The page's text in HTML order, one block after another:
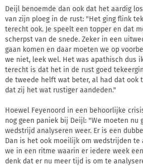
Deijl benoemde dan ook dat het aardig
van zijn ploeg in de rust: "Het ging flink
terecht ook. Je speelt een topper en dat
scherpst van de snede. Zeker in een
gaan komen en daar moeten we op
we niet, leek wel. Het was apathisch dus
terecht is dat het in de rust goed
de tweede helft wat beter, al had dat ook
dat zij het wat rustiger aandeden."
Hoewel Feyenoord in een behoorlijke
nog geen paniek bij Deijl: "We moeten nu
wedstrijd analyseren weer. Er is een
Dan is het ook moeilijk om wedstrijden te
we in een ritme waarin er iedere week
denk dat er nu meer tijd is om te